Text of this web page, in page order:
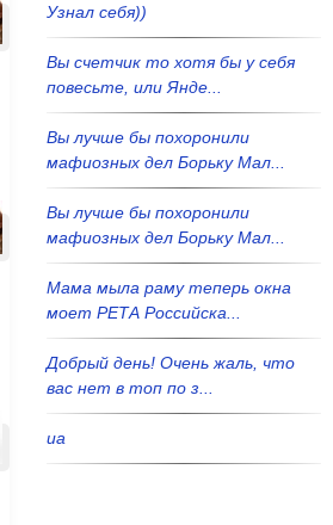
Узнал себя))
Вы счетчик то хотя бы у себя
повесьте, или Янде...
Вы лучше бы похоронили
мафиозных дел Борьку Мал...
Вы лучше бы похоронили
мафиозных дел Борьку Мал...
Мама мыла раму теперь окна
моет РЕТА Российска...
Добрый день! Очень жаль, что
вас нет в топ по з...
иа